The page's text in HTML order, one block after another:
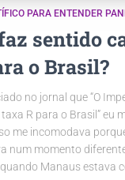
PARA ENTENDER
sentido
o Brasil?
no jornal que “O
R para o Brasil” eu
me incomodava
num momento
Manaus estava